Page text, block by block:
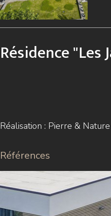
Résidence
Réalisation : Pierre & Nature
Références